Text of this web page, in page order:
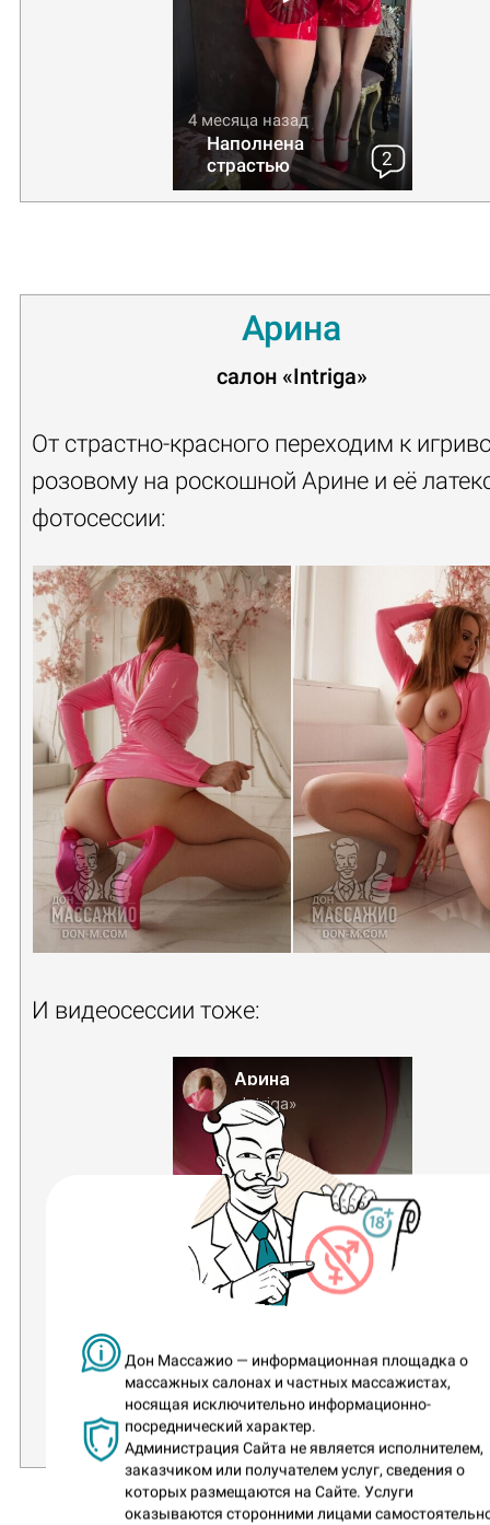
Дон Массажио — информационная площадка о
массажных салонах и частных массажистах,
носящая исключительно информационно-
посреднический характер.
Администрация Сайта не является исполнителем,
заказчиком или получателем услуг, сведения о
которых размещаются на Сайте. Услуги
оказываются сторонними лицами
4 месяца назад
Наполнена
страстью
2
Арина
салон «Intriga»
От страстно-красного переходим к
розовому на роскошной Арине и её
фотосессии:
И видеосессии тоже:
3 месяца назад
Размерчик что
надо
Арина
«Intriga»